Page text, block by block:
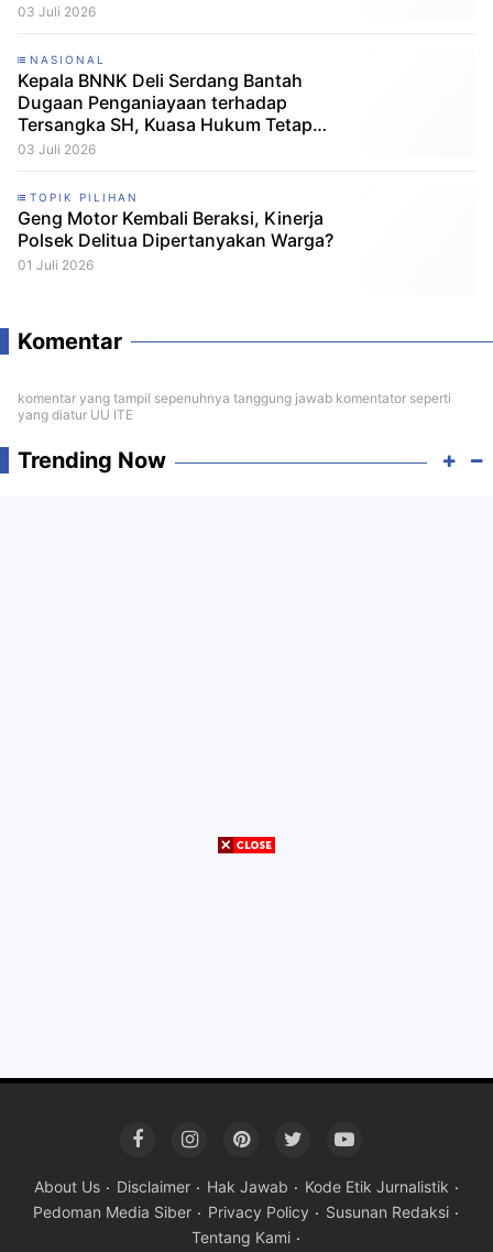
03 Juli 2026
NASIONAL
Kepala BNNK Deli Serdang Bantah
Dugaan Penganiayaan terhadap
Tersangka SH, Kuasa Hukum Tetap
Minta CCTV Dibuka
03 Juli 2026
TOPIK PILIHAN
Geng Motor Kembali Beraksi, Kinerja
Polsek Delitua Dipertanyakan Warga?
01 Juli 2026
Komentar
komentar yang tampil sepenuhnya tanggung jawab komentator seperti
yang diatur UU ITE
Trending Now
About Us Disclaimer Hak Jawab
Kode Etik Jurnalistik
Pedoman Media Siber
Privacy Policy
Susunan Redaksi
Tentang Kami